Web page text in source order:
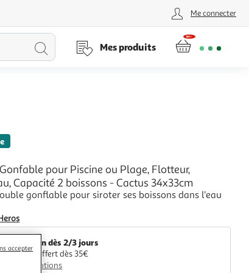
Me connecter
Lancer
Mes produits
pour Piscine ou Plage, Flotteur,
Capacité 2 boissons - Cactus 34x33cm
gonflable pour siroter ses boissons dans l'eau
Livraison dès 2/3 jours
Retrait offert dès 35€
Plus d'options
accepter